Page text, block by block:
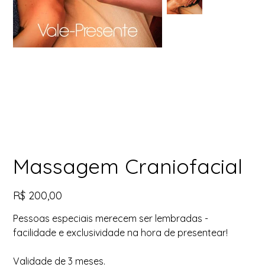
Massagem Craniofacial
Preço
R$ 200,00
Pessoas especiais merecem ser lembradas -
facilidade e exclusividade na hora de presentear!
Validade de 3 meses.